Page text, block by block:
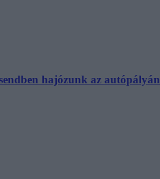
hajózunk az autópályán